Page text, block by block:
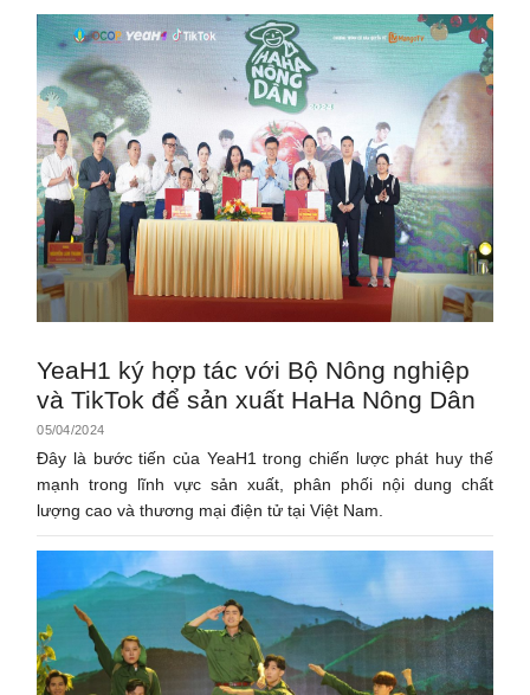
YeaH1 ký hợp tác với Bộ Nông nghiệp
và TikTok để sản xuất HaHa Nông Dân
05/04/2024
Đây là bước tiến của YeaH1 trong chiến lược phát huy thế
mạnh trong lĩnh vực sản xuất, phân phối nội dung chất
lượng cao và thương mại điện tử tại Việt Nam.